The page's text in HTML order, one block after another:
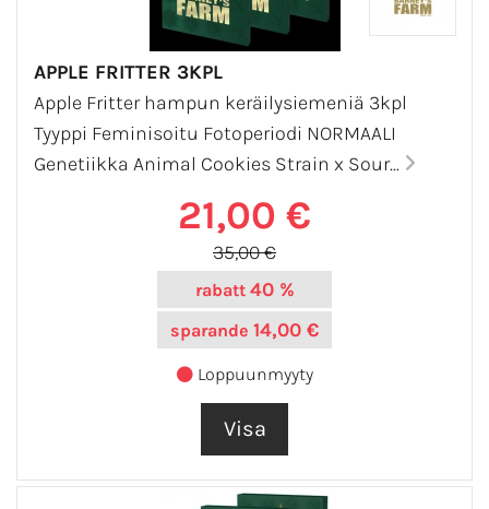
APPLE FRITTER 3KPL
Apple Fritter hampun keräilysiemeniä 3kpl
Tyyppi Feminisoitu Fotoperiodi NORMAALI
Genetiikka Animal Cookies Strain x Sour...
21,00 €
35,00 €
rabatt 40 %
sparande 14,00 €
Loppuunmyyty